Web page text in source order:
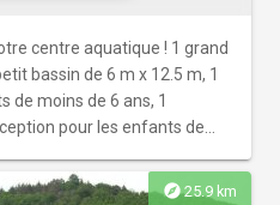
centre aquatique ! 1 grand
bassin de 6 m x 12.5 m, 1
de moins de 6 ans, 1
pour les enfants de
explore25.9 km